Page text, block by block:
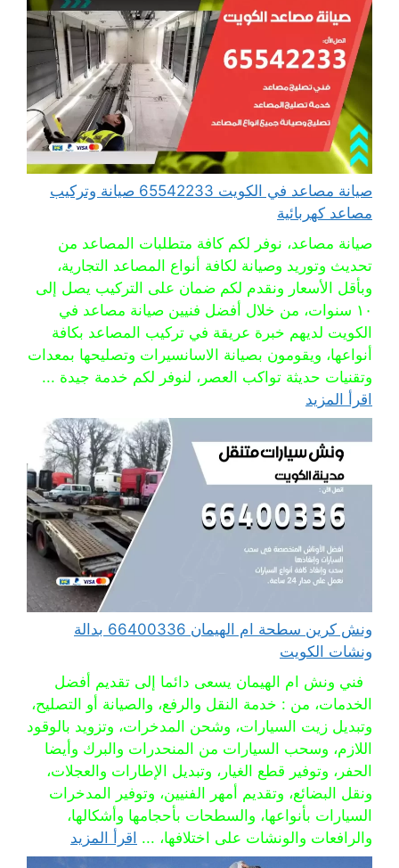
صيانة مصاعد في الكويت 65542233 صيانة وتركيب
مصاعد كهربائية
صيانة مصاعد، نوفر لكم كافة متطلبات المصاعد من
تحديث وتوريد وصيانة لكافة أنواع المصاعد التجارية،
وبأقل الأسعار ونقدم لكم ضمان على التركيب يصل إلى
١٠ سنوات، من خلال أفضل فنيين صيانة مصاعد في
الكويت لديهم خبرة عريقة في تركيب المصاعد بكافة
أنواعها، ويقومون بصيانة الاسانسيرات وتصليحها بمعدات
وتقنيات حديثة تواكب العصر، لنوفر لكم خدمة جيدة ...
اقرأ المزيد
ونش كرين سطحة ام الهيمان 66400336 بدالة
ونشات الكويت
فني ونش ام الهيمان يسعى دائما إلى تقديم أفضل
الخدمات، من : خدمة النقل والرفع، والصيانة أو التصليح،
وتبديل زيت السيارات، وشحن المدخرات، وتزويد بالوقود
اللازم، وسحب السيارات من المنحدرات والبرك وأيضا
الحفر، وتوفير قطع الغيار، وتبديل الإطارات والعجلات،
ونقل البضائع، وتقديم أمهر الفنيين، وتوفير المدخرات
السيارات بأنواعها، والسطحات بأحجامها وأشكالها،
والرافعات والونشات على اختلافها، ... اقرأ المزيد